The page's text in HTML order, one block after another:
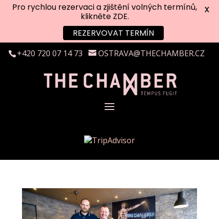
+420 720 07 14 73 OSTRAVA@THECHAMBER.CZ
Pro rychlou rezervaci a zjištění volných termínů,
klikněte ZDE.
REZERVOVAT TERMÍN
X